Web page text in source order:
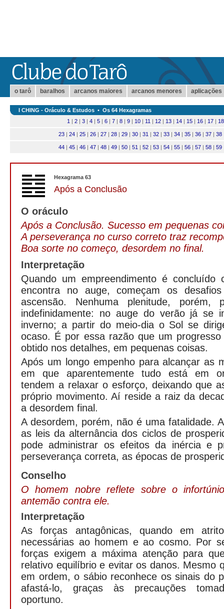
o tarô baralhos arcanos maiores arcanos menores aplicações
I CHING - Oráculo & Estudos • Os 64 Hexagramas
1 | 2 | 3 | 4 | 5 | 6 | 7 | 8 | 9 | 10 | 11 | 12 | 13 | 14 | 15 | 16 | 17 | 18
23 | 24 | 25 | 26 | 27 | 28 | 29 | 30 | 31 | 32 | 33 | 34 | 35 | 36 | 37 | 38
44 | 45 | 46 | 47 | 48 | 49 | 50 | 51 | 52 | 53 | 54 | 55 | 56 | 57 | 58 | 59
Hexagrama 63
Após a Conclusão
O oráculo
Após a Conclusão. Sucesso em pequenas
A perseverança no curso correto traz
Boa sorte no começo, desordem no final.
Interpretação
Quando um empreendimento é concluído
encontra no auge, começam os
ascensão. Nenhuma plenitude, porém,
indefinidamente: no auge do verão já se
inverno; a partir do meio-dia o Sol se
ocaso. É por essa razão que um
obtido nos detalhes, em pequenas coisas.
Após um longo empenho para alcançar as
em que aparentemente tudo está em
tendem a relaxar o esforço, deixando que
próprio movimento. Aí reside a raiz da
a desordem final.
A desordem, porém, não é uma fatalidade.
as leis da alternância dos ciclos de
pode administrar os efeitos da inércia e
perseverança correta, as épocas de
Conselho
O homem nobre reflete sobre o
antemão contra ele.
Interpretação
As forças antagônicas, quando em
necessárias ao homem e ao cosmo. Por
forças exigem a máxima atenção para
relativo equilíbrio e evitar os danos. Mesmo
em ordem, o sábio reconhece os sinais do
afastá-lo, graças às precauções
oportuno.